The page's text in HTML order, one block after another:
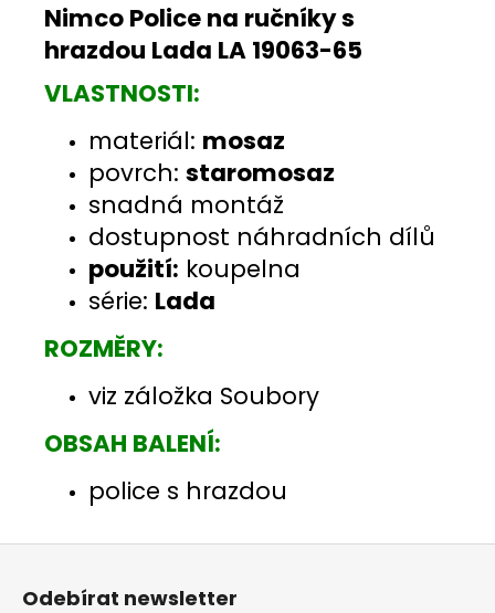
Nimco Police na ručníky s
hrazdou Lada LA 19063-65
VLASTNOSTI:
materiál: mosaz
povrch: staromosaz
snadná montáž
dostupnost náhradních dílů
použití: koupelna
série: Lada
ROZMĚRY:
viz záložka Soubory
OBSAH BALENÍ:
police s hrazdou
Z
Odebírat newsletter